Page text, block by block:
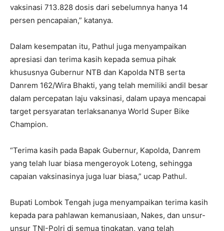
vaksinasi 713.828 dosis dari sebelumnya hanya 14
persen pencapaian,” katanya.
Dalam kesempatan itu, Pathul juga menyampaikan
apresiasi dan terima kasih kepada semua pihak
khususnya Gubernur NTB dan Kapolda NTB serta
Danrem 162/Wira Bhakti, yang telah memiliki andil besar
dalam percepatan laju vaksinasi, dalam upaya mencapai
target persyaratan terlaksananya World Super Bike
Champion.
“Terima kasih pada Bapak Gubernur, Kapolda, Danrem
yang telah luar biasa mengeroyok Loteng, sehingga
capaian vaksinasinya juga luar biasa,” ucap Pathul.
Bupati Lombok Tengah juga menyampaikan terima kasih
kepada para pahlawan kemanusiaan, Nakes, dan unsur-
unsur TNI-Polri di semua tingkatan, yang telah